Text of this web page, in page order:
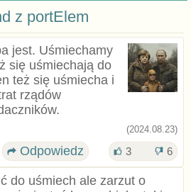
z portElem
jest. Uśmiechamy
się uśmiechają do
też się uśmiecha i
rządów
(2024.08.23)
Odpowiedz 3 6
do uśmiech ale zarzut o